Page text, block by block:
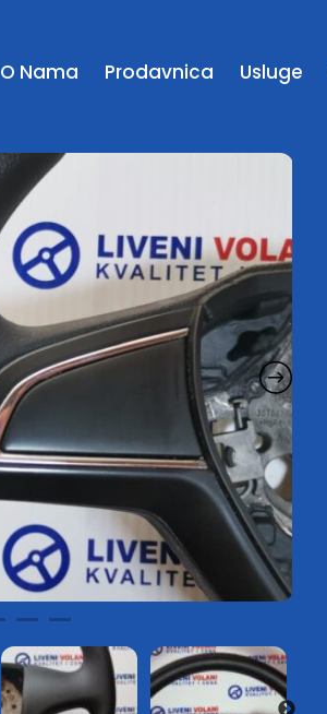
O Nama Prodavnica Usluge